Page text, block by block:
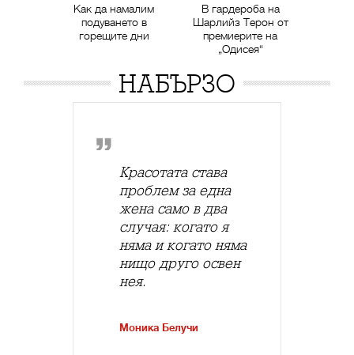
Как да намалим
подуването в
горещите дни
В гардероба на
Шарлийз Терон от
премиерите на
„Одисея“
НАБЪРЗО
Красотата става
проблем за една
жена само в два
случая: когато я
няма и когато няма
нищо друго освен
нея.
Моника Белучи